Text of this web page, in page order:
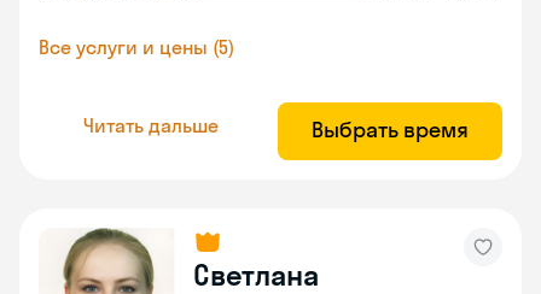
Все услуги и цены (5)
Читать дальше Выбрать время
Светлана